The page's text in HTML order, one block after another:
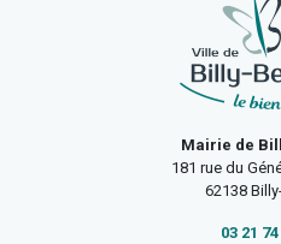
Mairie de
181 rue du
62138
03 21